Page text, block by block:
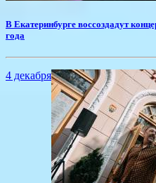
​В Екатеринбурге воссоздадут
года
4 декабря